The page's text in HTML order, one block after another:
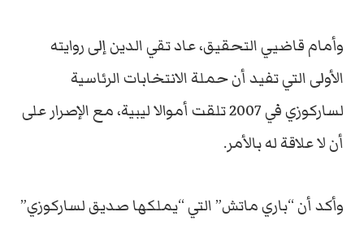
وأمام قاضيي التحقيق، عاد تقي الدين إلى روايته
الأولى التي تفيد أن حملة الانتخابات الرئاسية
لساركوزي في 2007 تلقت أموالا ليبية، مع الإصرار على
أن لا علاقة له بالأمر.
وأكد أن “باري ماتش” التي “يملكها صديق لساركوزي”